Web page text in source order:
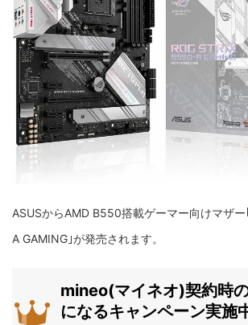
ASUSからAMD B550搭載ゲーマー向けマザ
A GAMING｣が発売されます。
mineo(マイネオ)契約時
になるキャンペーン実施